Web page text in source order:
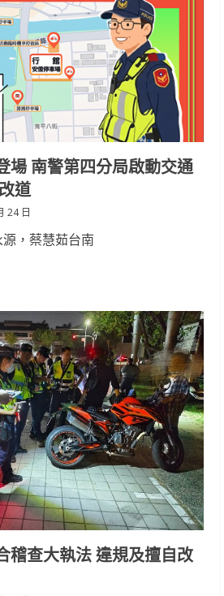
場 南警第四分局啟動交通
道
24 日
源，蔡慧茹台南
稽查大執法 違規及擅自改